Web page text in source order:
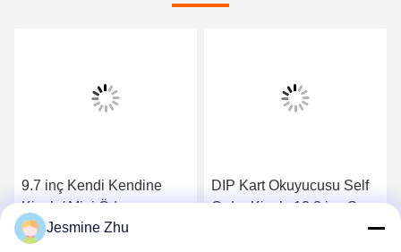
9.7 inç Kendi Kendine
Kiosk / Mini Ödeme
kiosklu Nakit Nakit Vericili
DIP Kart Okuyucusu Self
Order Kiosk, 13,3 inç Self
Jesmine Zhu